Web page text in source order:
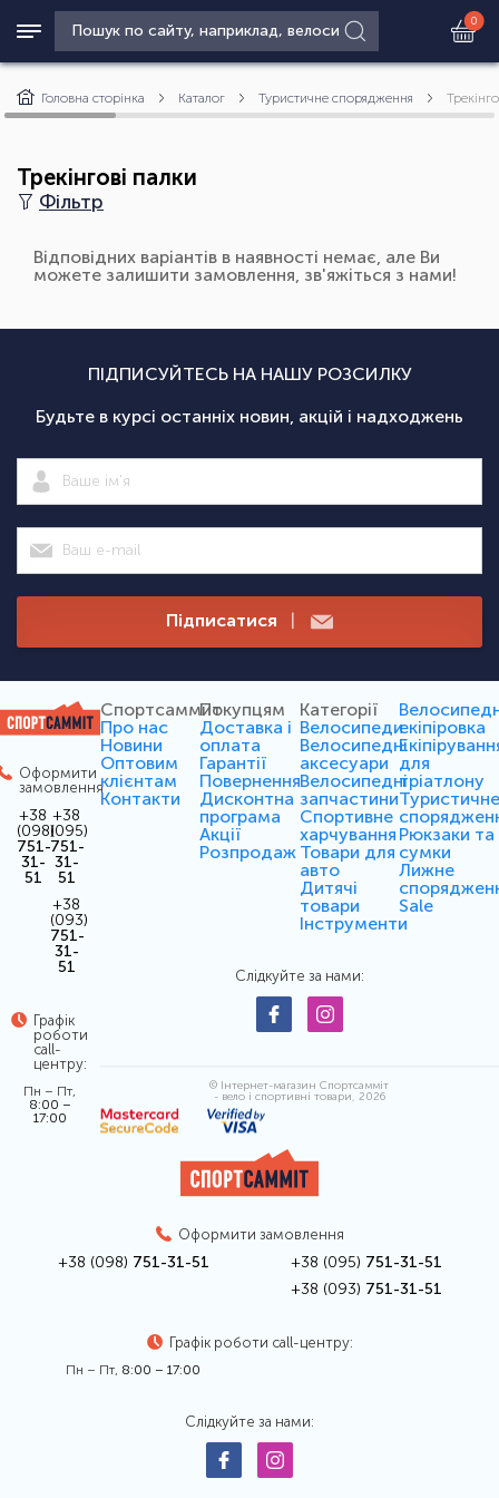
0
Головна сторінка Каталог Туристичне спорядження
Трекінгові палки
Фільтр
Відповідних варіантів в наявності немає, але Ви
можете залишити замовлення, зв'яжіться з нами!
ПІДПИСУЙТЕСЬ НА НАШУ РОЗСИЛКУ
Будьте в курсі останніх новин, акцій і надходжень
Підписатися |
Оформити
замовлення
+38
(098)
751-
31-
51
+38
(095)
751-
31-
51
+38
(093)
751-
31-
51
Графік
роботи
call-
центру:
Пн – Пт,
8:00 –
17:00
Спортсаммит
Про нас
Новини
Оптовим
клієнтам
Контакти
Покупцям
Доставка і
оплата
Гарантії
Повернення
Дисконтна
програма
Акції
Розпродаж
Категорії
Велосипеди
Велосипедні
аксесуари
Велосипедні
запчастини
Спортивне
харчування
Товари для
авто
Дитячі
товари
Інструменти
екіпіровка
для
тріатлону
Рюкзаки та
сумки
Лижне
Sale
Слідкуйте за нами:
© Інтернет-магазин Спортсамміт
- вело і спортивні товари, 2026
Оформити замовлення
+38 (098) 751-31-51 +38 (095) 751-31-51
+38 (093) 751-31-51
Графік роботи call-центру:
Пн – Пт, 8:00 – 17:00
Слідкуйте за нами: